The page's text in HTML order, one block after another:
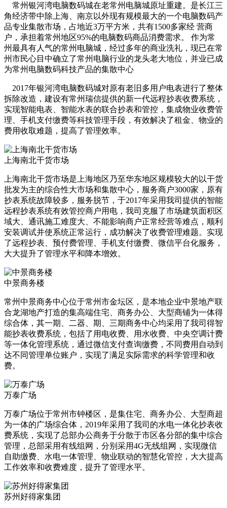
常州银河湾电脑数码城在老常州电脑城原址重建。是长江三
角经济带中除上海、南京以外现有规模最大的一个电脑数码产
品专业集散市场，占地近3万平方米，共有1500多家经 营商
户，承担着常州地区95%的电脑数码商品消费需求。 作为常
州最具有人气的常州电脑城，经过多年的商业洗礼，现已在常
州市民心目中确立了常州电脑行业的龙头老大地位，并业已成
为常州电脑数码科技产品的集散中心
2017年银河湾电脑数码城对原有老旧多用户电表进行了整体
拆除改造，建设有常州瑞信提供的新一代远程抄表收费系统，
实现智能电表、智能水表的联合抄表和管控，集成物业收费管
理、手机支付缴费等科技管理手段，有效解决了租金、物业的
费用收取难题，提高了管理效率。
上海南北干货市场
上海南北干货市场是上海地区乃至华东地区规模较大的以干货
批发为主的综合性大市场和集散中心，服务商户3000家，原有
抄表系统故障较多，服务脱节，于2017年采用我司提供的智能
远程抄表系统有效管控商户用电，我司克服了市场建筑面积区
域大、通讯施工难度大、不能影响商户正常经营等难点，顺利
安装调试并使系统正常运行，成功解决了收费管理难题。实现
了远程抄表、预付费管理、手机支付缴费、微信平台化服务，
大大提升了管理水平和降本增效。
中景商务楼
常州中景商务中心位于常州市金坛区，是本地企业中景地产联
合龙湖地产打造的集高端住宅、商务办公、大型商铺为一体得
综合体，其一期、二器、期、三期商务中心均采用了我司得智
能抄表收费系统，包括了用电收费、用水收费、中央空调计费
等一体化管理系统，通过微信支付查询缴费，不同费用自动到
达不同管理单位账户，实现了满足实际需求的科学管理和收
费。
万泰广场
万泰广场位于常州市钟楼区，是集住宅、商务办公、大型商超
为一体的广场综合体，2019年采用了我司的水电一体化抄表收
费系统，实现了总部办公商务于分散于市区各分部的集中综合
管理，总部采用有线组网，分别采用4G无线组网，实现微信
自助缴费、水电一体管理、物业联动的智慧化管控，大大提高
工作效率和收费难度，提升了管理水平。
苏州好得家集团